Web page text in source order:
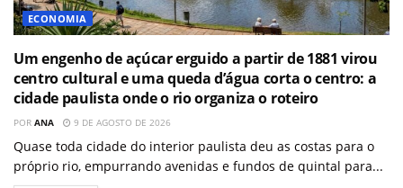
ECONOMIA
Um engenho de açúcar erguido a partir de 1881 virou
centro cultural e uma queda d’água corta o centro: a
cidade paulista onde o rio organiza o roteiro
POR ANA 9 DE AGOSTO DE 2026
Quase toda cidade do interior paulista deu as costas para o
próprio rio, empurrando avenidas e fundos de quintal para...